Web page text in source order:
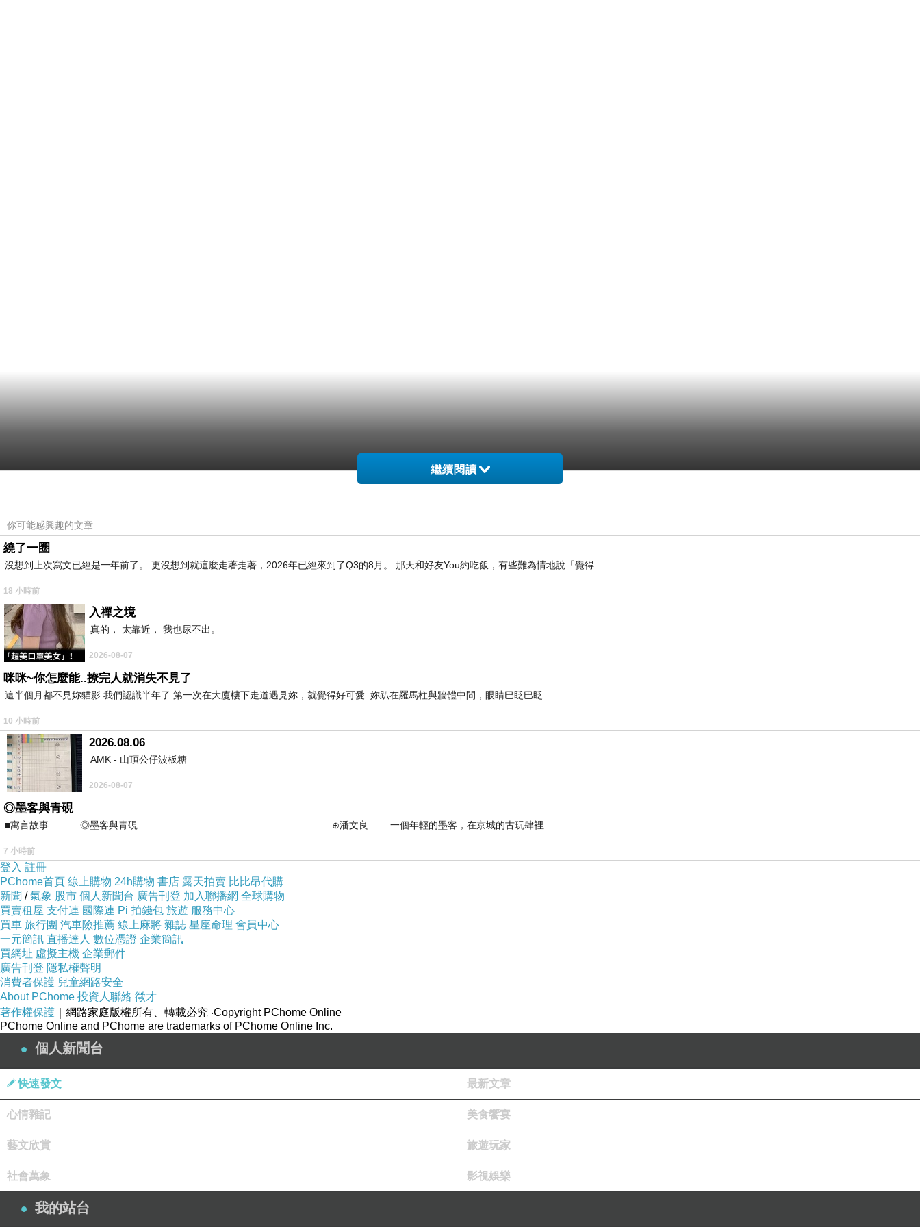
繼續閱讀
你可能感興趣的文章
繞了一圈
沒想到上次寫文已經是一年前了。 更沒想到就這麼走著走著，2026年已經來到了Q3的8月。 那天和好友You約吃飯，有些難為情地說「覺得
18 小時前
入禪之境
真的， 太靠近， 我也尿不出。
2026-08-07
咪咪~你怎麼能..撩完人就消失不見了
這半個月都不見妳貓影 我們認識半年了 第一次在大廈樓下走道遇見妳，就覺得好可愛..妳趴在羅馬柱與牆體中間，眼睛巴眨巴眨
10 小時前
2026.08.06
AMK - 山頂公仔波板糖
2026-08-07
◎墨客與青硯
■寓言故事 ◎墨客與青硯 ⊕潘文良 一個年輕的墨客，在京城的古玩肆裡
7 小時前
登入 註冊
PChome首頁 線上購物 24h購物 書店 露天拍賣 比比昂代購
新聞 /氣象 股市 個人新聞台 廣告刊登 加入聯播網 全球購物
買賣租屋 支付連 國際連 Pi 拍錢包 旅遊 服務中心
買車 旅行團 汽車險推薦 線上麻將 雜誌 星座命理 會員中心
一元簡訊 直播達人 數位憑證 企業簡訊
買網址 虛擬主機 企業郵件
廣告刊登 隱私權聲明
消費者保護 兒童網路安全
About PChome 投資人聯絡 徵才
著作權保護 ｜網路家庭版權所有、轉載必究 ‧Copyright PChome Online
PChome Online and PChome are trademarks of PChome Online Inc.
個人新聞台
快速發文 最新文章
心情雜記 美食饗宴
藝文欣賞 旅遊玩家
社會萬象 影視娛樂
我的站台